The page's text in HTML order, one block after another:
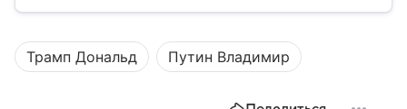
Трамп Дональд Путин Владимир